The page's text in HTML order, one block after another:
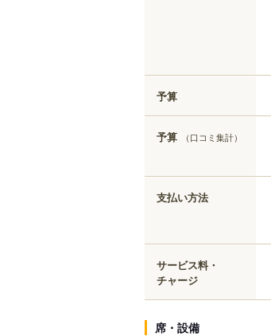
予算
予算 （口コミ集計）
支払い方法
サービス料・
チャージ
席・設備